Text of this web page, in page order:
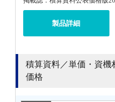
製品詳細
積算資料／単価・資機
価格